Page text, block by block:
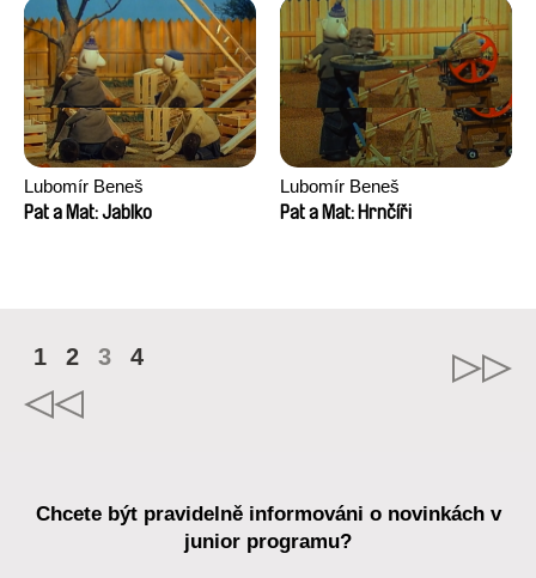
Lubomír Beneš
Pat a Mat: Jablko
Lubomír Beneš
Pat a Mat: Hrnčíři
1 2 3 4
Chcete být pravidelně informováni o novinkách v
junior programu?